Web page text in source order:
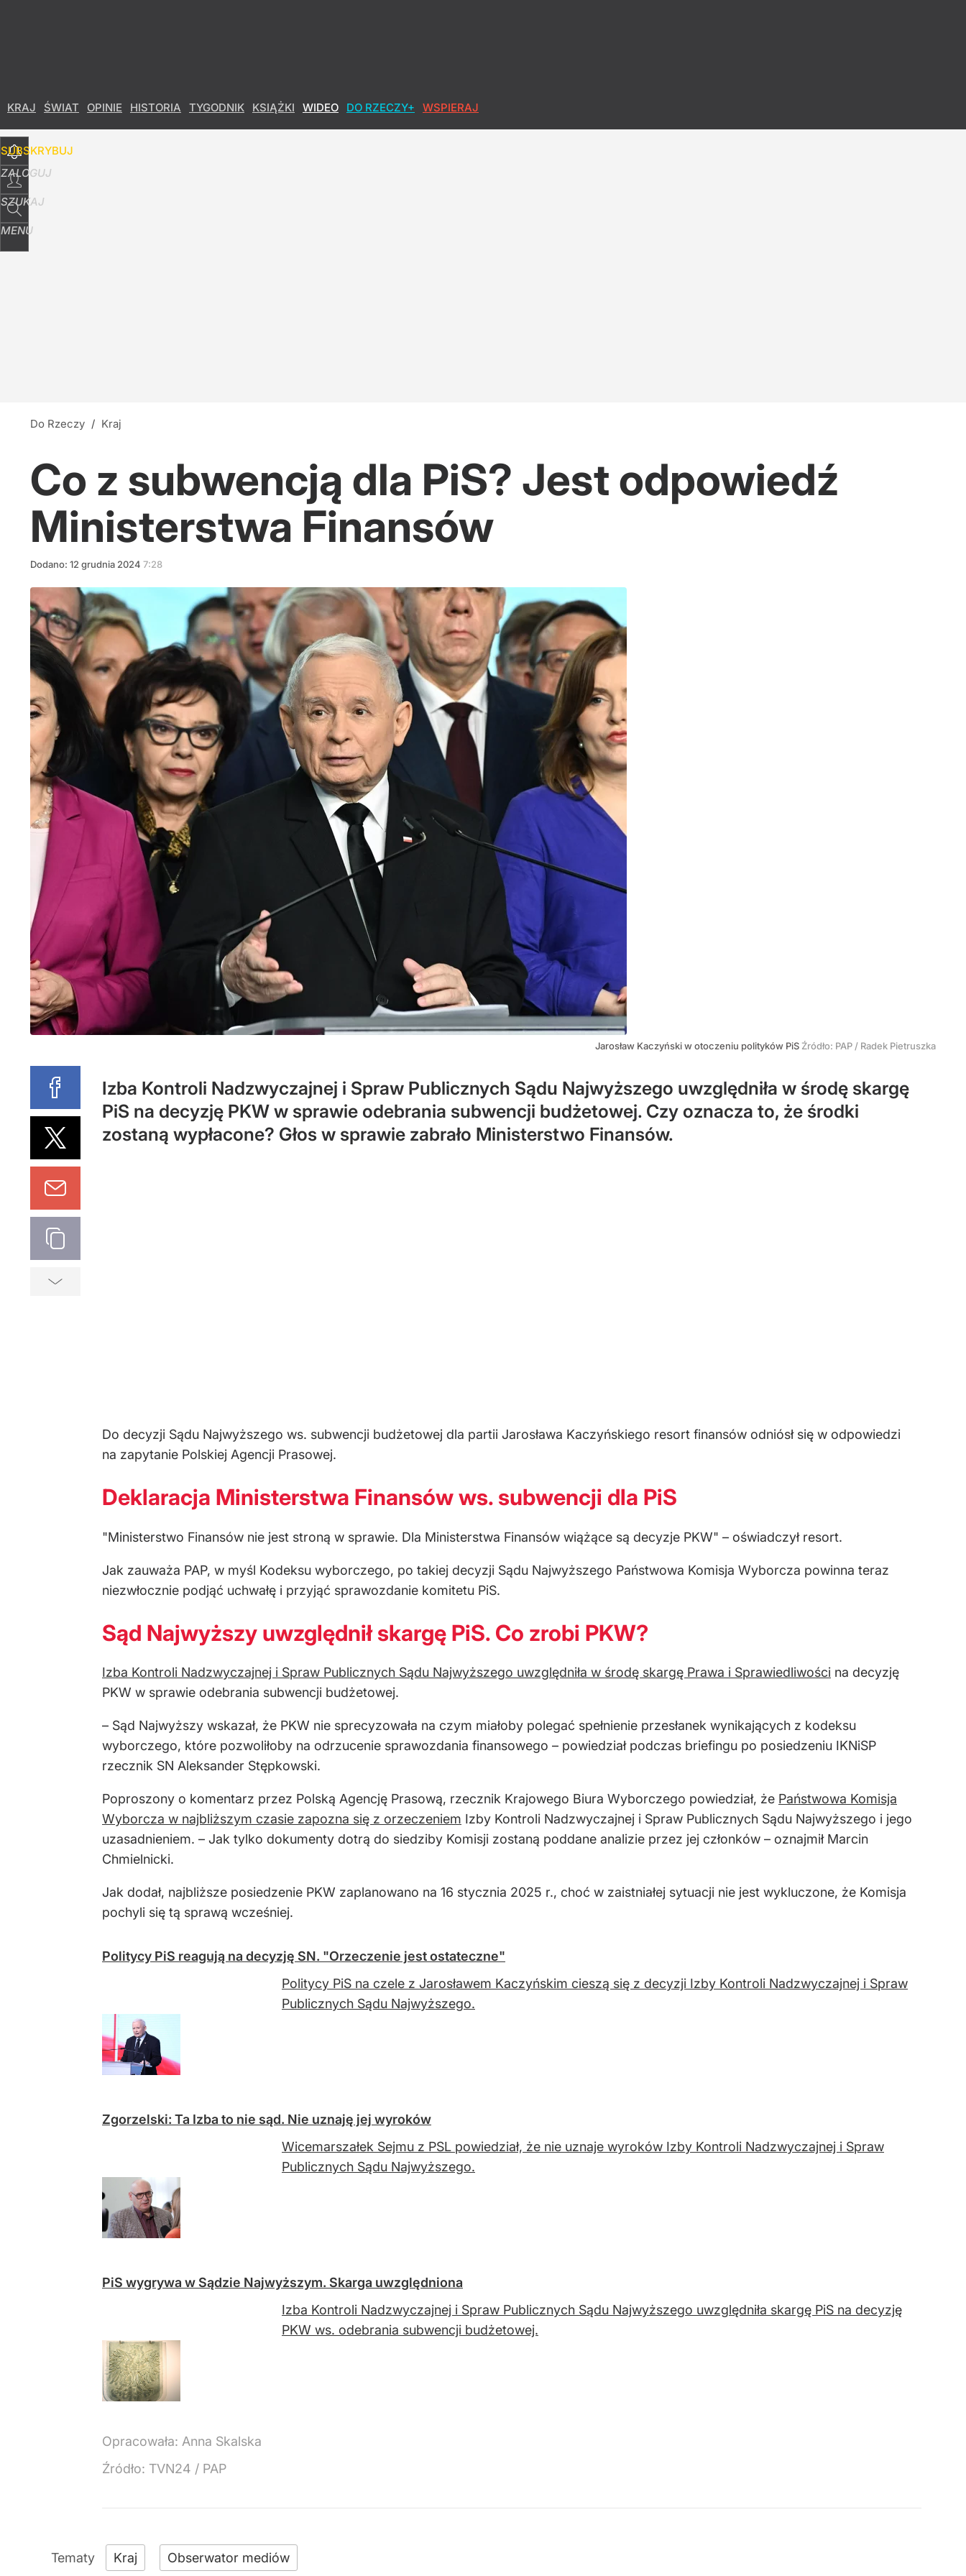
KRAJ ŚWIAT OPINIE HISTORIA TYGODNIK KSIĄŻKI WIDEO DO RZECZY+ WSPIERAJ
SUBSKRYBUJ
ZALOGUJ
SZUKAJ
MENU
Do Rzeczy / Kraj
Co z subwencją dla PiS? Jest odpowiedź
Ministerstwa Finansów
Dodano: 12 grudnia 2024 7:28
Jarosław Kaczyński w otoczeniu polityków PiS Źródło: PAP / Radek Pietruszka
Izba Kontroli Nadzwyczajnej i Spraw Publicznych Sądu Najwyższego uwzględniła w środę skargę
PiS na decyzję PKW w sprawie odebrania subwencji budżetowej. Czy oznacza to, że środki
zostaną wypłacone? Głos w sprawie zabrało Ministerstwo Finansów.
Do decyzji Sądu Najwyższego ws. subwencji budżetowej dla partii Jarosława Kaczyńskiego resort finansów odniósł się w odpowiedzi
na zapytanie Polskiej Agencji Prasowej.
Deklaracja Ministerstwa Finansów ws. subwencji dla PiS
"Ministerstwo Finansów nie jest stroną w sprawie. Dla Ministerstwa Finansów wiążące są decyzje PKW" – oświadczył resort.
Jak zauważa PAP, w myśl Kodeksu wyborczego, po takiej decyzji Sądu Najwyższego Państwowa Komisja Wyborcza powinna teraz
niezwłocznie podjąć uchwałę i przyjąć sprawozdanie komitetu PiS.
Sąd Najwyższy uwzględnił skargę PiS. Co zrobi PKW?
Izba Kontroli Nadzwyczajnej i Spraw Publicznych Sądu Najwyższego uwzględniła w środę skargę Prawa i Sprawiedliwości na decyzję
PKW w sprawie odebrania subwencji budżetowej.
– Sąd Najwyższy wskazał, że PKW nie sprecyzowała na czym miałoby polegać spełnienie przesłanek wynikających z kodeksu
wyborczego, które pozwoliłoby na odrzucenie sprawozdania finansowego – powiedział podczas briefingu po posiedzeniu IKNiSP
rzecznik SN Aleksander Stępkowski.
Poproszony o komentarz przez Polską Agencję Prasową, rzecznik Krajowego Biura Wyborczego powiedział, że Państwowa Komisja
Wyborcza w najbliższym czasie zapozna się z orzeczeniem Izby Kontroli Nadzwyczajnej i Spraw Publicznych Sądu Najwyższego i jego
uzasadnieniem. – Jak tylko dokumenty dotrą do siedziby Komisji zostaną poddane analizie przez jej członków – oznajmił Marcin
Chmielnicki.
Jak dodał, najbliższe posiedzenie PKW zaplanowano na 16 stycznia 2025 r., choć w zaistniałej sytuacji nie jest wykluczone, że Komisja
pochyli się tą sprawą wcześniej.
Politycy PiS reagują na decyzję SN. "Orzeczenie jest ostateczne"
Politycy PiS na czele z Jarosławem Kaczyńskim cieszą się z decyzji Izby Kontroli Nadzwyczajnej i Spraw
Publicznych Sądu Najwyższego.
Zgorzelski: Ta Izba to nie sąd. Nie uznaję jej wyroków
Wicemarszałek Sejmu z PSL powiedział, że nie uznaje wyroków Izby Kontroli Nadzwyczajnej i Spraw
Publicznych Sądu Najwyższego.
PiS wygrywa w Sądzie Najwyższym. Skarga uwzględniona
Izba Kontroli Nadzwyczajnej i Spraw Publicznych Sądu Najwyższego uwzględniła skargę PiS na decyzję
PKW ws. odebrania subwencji budżetowej.
Opracowała: Anna Skalska
Źródło: TVN24 / PAP
Kraj Obserwator mediów